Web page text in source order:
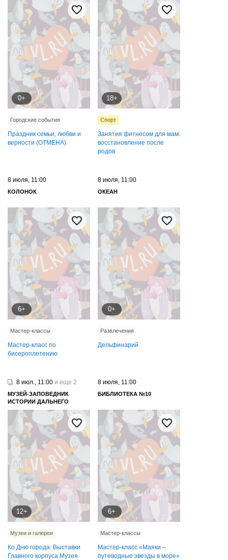
0+
Городские события
Праздник семьи, любви и
верности (ОТМЕНА)
18+
Спорт
Занятия фитнесом для мам:
восстановление после
родов
8 июля, 11:00
КОЛОНОК
6+
Мастер-классы
Мастер-класс по
бисероплетению
8 июля, 11:00
ОКЕАН
0+
Развлечения
Дельфинарий
8 июл., 11:00 и еще 2
МУЗЕЙ-ЗАПОВЕДНИК
ИСТОРИИ ДАЛЬНЕГО
ВОСТОКА ИМЕНИ В. К.
АРСЕНЬЕВА
12+
Музеи и галереи
Ко Дню города: Выставки
Главного корпуса Музея
8 июля, 11:00
БИБЛИОТЕКА №10
6+
Мастер-классы
Мастер-класс «Маяки –
путеводные звезды в море»